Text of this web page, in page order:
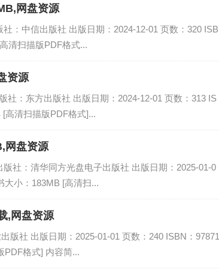
网盘资源
：中信出版社 出版日期：2024-12-01 页数：320 ISB
清扫描版PDF格式...
资源
社：东方出版社 出版日期：2024-12-01 页数：313 IS
高清扫描版PDF格式]...
网盘资源
社：清华同方光盘电子出版社 出版日期：2025-01-0
大小：183MB [高清扫...
,网盘资源
版社 出版日期：2025-01-01 页数：240 ISBN：97871
PDF格式] 内容简...